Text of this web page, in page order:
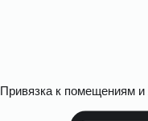
Привязка к помещениям